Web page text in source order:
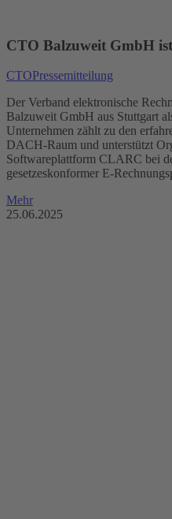
CTO Balzuweit GmbH
CTOPressemitteilung
Der Verband elektronische
Balzuweit GmbH aus Stuttgart
Unternehmen zählt zu den
DACH-Raum und unterstützt
Softwareplattform CLARC bei
gesetzeskonformer E-
Mehr
25.06.2025